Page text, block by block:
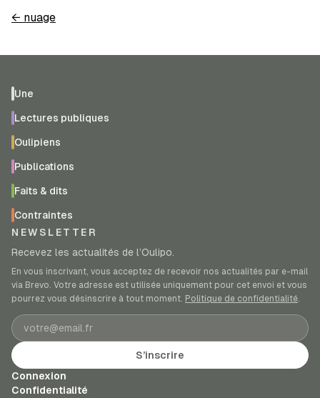
← nuage
Une
Lectures publiques
Oulipiens
Publications
Faits & dits
Contraintes
NEWSLETTER
Recevez les actualités de l’Oulipo.
En vous inscrivant, vous acceptez de recevoir nos actualités par e-mail
via Brevo. Votre adresse est utilisée uniquement pour cet envoi et vous
pourrez vous désinscrire à tout moment. Politique de confidentialité.
Adresse e-mail
S’inscrire
Connexion
Confidentialité